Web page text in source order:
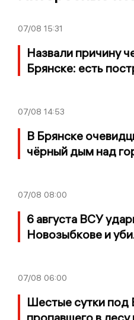
07/08 15:31
Назвали причину
Брянске: есть
07/08 14:53
В Брянске
чёрный дым над
07/08 08:00
6 августа ВСУ
Новозыбкове и
07/08 06:00
Шестые сутки под
пропавшего в